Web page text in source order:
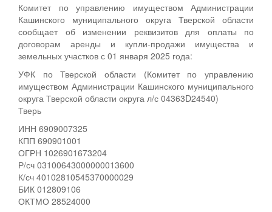
Комитет по управлению имуществом Администрации
Кашинского муниципального округа Тверской области
сообщает об изменении реквизитов для оплаты по
договорам аренды и купли-продажи имущества и
земельных участков с 01 января 2025 года:
УФК по Тверской области (Комитет по управлению
имуществом Администрации Кашинского муниципального
округа Тверской области округа л/с 04363D24540)
Тверь
ИНН 6909007325
КПП 690901001
ОГРН 1026901673204
Р/сч 03100643000000013600
К/сч 40102810545370000029
БИК 012809106
ОКТМО 28524000